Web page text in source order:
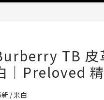
TB 皮
｜Preloved
/ 米白